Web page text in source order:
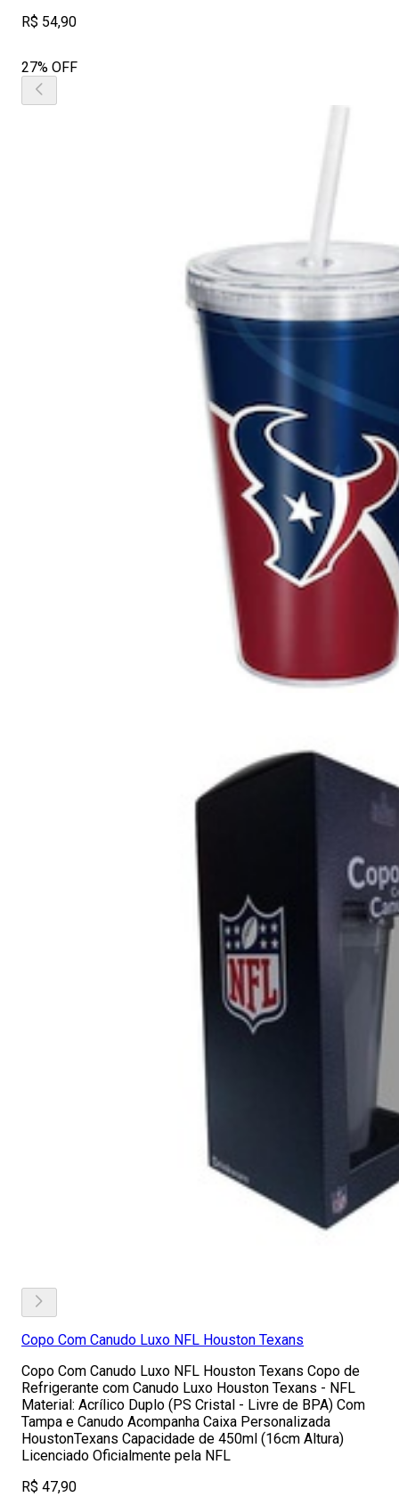
R$ 54,90
27% OFF
Copo Com Canudo Luxo NFL Houston Texans
Copo Com Canudo Luxo NFL Houston Texans Copo de
Refrigerante com Canudo Luxo Houston Texans - NFL
Material: Acrílico Duplo (PS Cristal - Livre de BPA) Com
Tampa e Canudo Acompanha Caixa Personalizada
HoustonTexans Capacidade de 450ml (16cm Altura)
Licenciado Oficialmente pela NFL
R$ 47,90